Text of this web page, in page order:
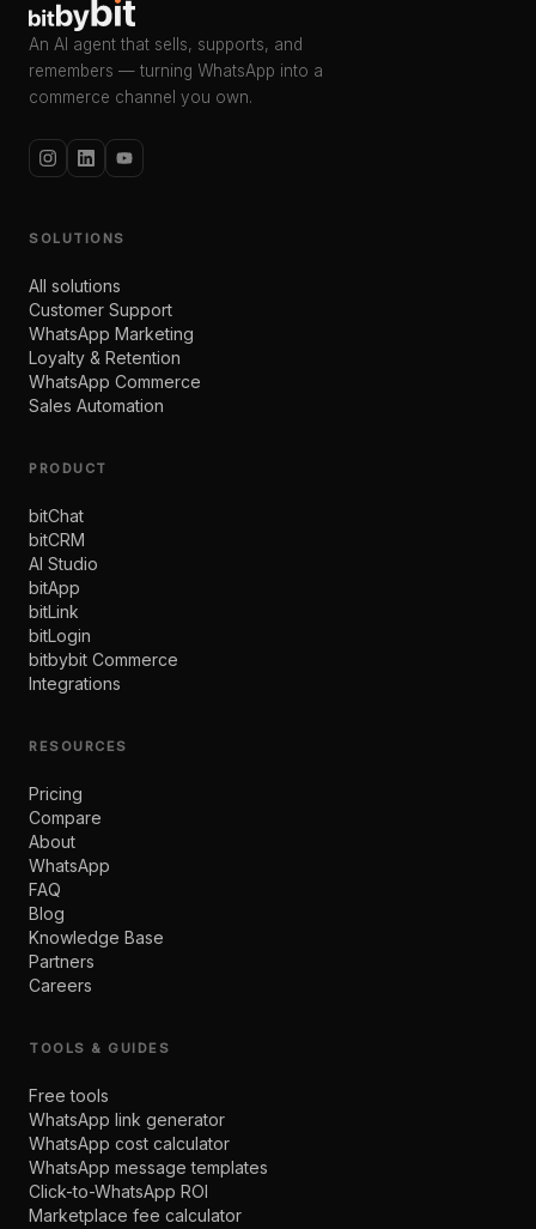
An AI agent that sells, supports, and
remembers — turning WhatsApp into a
commerce channel you own.
SOLUTIONS
All solutions
Customer Support
WhatsApp Marketing
Loyalty & Retention
WhatsApp Commerce
Sales Automation
PRODUCT
bitChat
bitCRM
AI Studio
bitApp
bitLink
bitLogin
bitbybit Commerce
Integrations
RESOURCES
Pricing
Compare
About
WhatsApp
FAQ
Blog
Knowledge Base
Partners
Careers
TOOLS & GUIDES
Free tools
WhatsApp link generator
WhatsApp cost calculator
WhatsApp message templates
Click-to-WhatsApp ROI
Marketplace fee calculator